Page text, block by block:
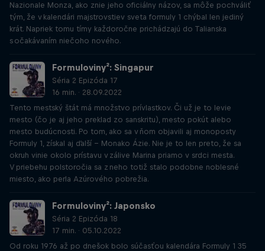
Nazionale Monza, ako znie jeho oficiálny názov, sa môže pochváliť
tým, že v kalendári majstrovstiev sveta formuly 1 chýbal len jediný
krát. Napriek tomu tímy každoročne prichádzajú do Talianska
s očakávaním niečoho nového.
Formuloviny²: Singapur
Séria 2 Epizóda 17
16 min. · 28.09.2022
Tento mestský štát má množstvo prívlastkov. Či už je to levie
mesto (čo je aj jeho preklad zo sanskritu), mesto pokút alebo
mesto budúcnosti. Po tom, ako sa v ňom objavili aj monoposty
Formuly 1, získal aj ďalší – Monako Ázie. Nie je to len preto, že sa
okruh vinie okolo prístavu v zálive Marina priamo v srdci mesta.
V priebehu polstoročia sa z neho totiž stalo podobne noblesné
miesto, ako perla Azúrového pobrežia.
Formuloviny²: Japonsko
Séria 2 Epizóda 18
17 min. · 05.10.2022
Od roku 1976 až po dnešok bolo súčasťou kalendára Formuly 1 35